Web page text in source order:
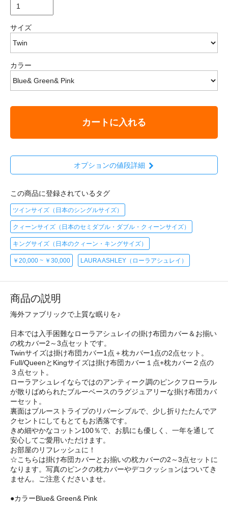
サイズ
カラー
カートに入れる
オプションの値段詳細
この商品に登録されているタグ
ツインサイズ（日本のシングルサイズ）
クィーンサイズ（日本のセミダブル・ダブル・クィーンサイズ）
キングサイズ（日本のクィーン・キングサイズ）
￥20,000 ~ ￥30,000 LAURA ASHLEY（ローラアシュレイ）
商品の説明
海外ファブリックで上質な眠りを♪
日本では入手困難なローラアシュレイの掛け布団カバー＆お揃い
の枕カバー2～3点セットです。
Twinサイズは掛け布団カバー1点＋枕カバー1点の2点セット。
Full/QueenとKingサイズは掛け布団カバー１点+枕カバー２点の
３点セット。
ローラアシュレイならではのアンティーク調のピンクフローラル
が散りばめられたブルーベースのラグジュアリーな掛け布団カバ
ーセット。
裏面はブルーストライプのリバーシブルで、少し折りたたんでア
クセントにしてもとてもお洒落です。
きめ細やかなコットン100％で、お肌にも優しく、一年を通して
安心してご愛用いただけます。
お部屋のリフレッシュに！
☆こちらは掛け布団カバーとお揃いの枕カバーの2～3点セットに
なります。写真のピンクの枕カバーやデコクッションはついてき
ません。ご注意くださいませ。
●カラーBlue& Green& Pink